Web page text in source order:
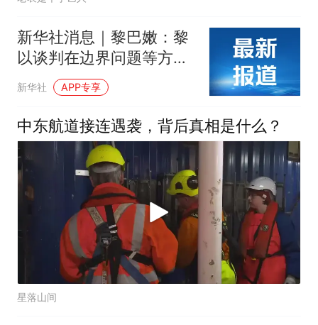
新华社消息｜黎巴嫩：黎
以谈判在边界问题等方面
取得进展
新华社 APP专享
中东航道接连遇袭，背后真相是什么？
星落山间